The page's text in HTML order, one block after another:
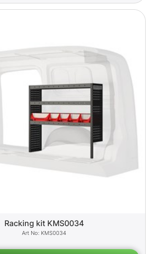
Racking kit KMS0034
KMS0034